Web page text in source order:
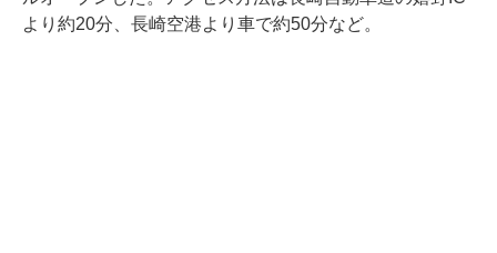
より約20分、長崎空港より車で約50分など。